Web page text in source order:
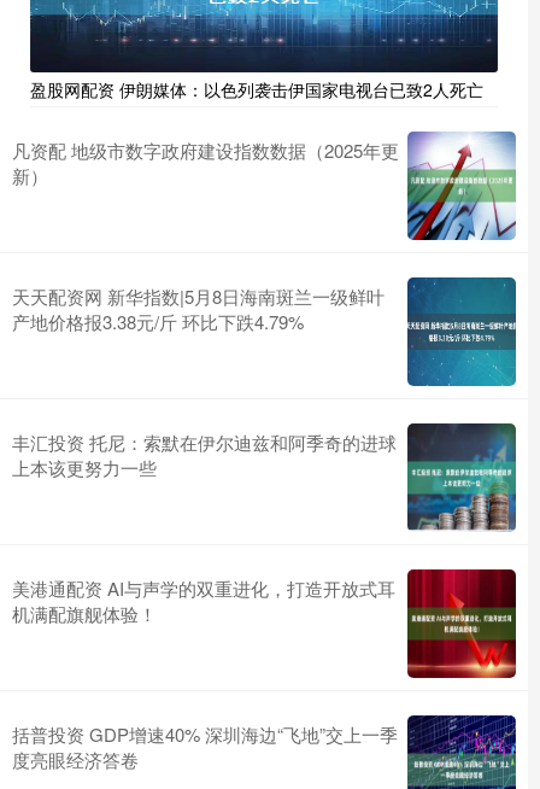
盈股网配资 伊朗媒体：以色列袭击伊国家电视台已致2人死亡
凡资配 地级市数字政府建设指数数据（2025年更
新）
天天配资网 新华指数|5月8日海南斑兰一级鲜叶
产地价格报3.38元/斤 环比下跌4.79%
丰汇投资 托尼：索默在伊尔迪兹和阿季奇的进球
上本该更努力一些
美港通配资 AI与声学的双重进化，打造开放式耳
机满配旗舰体验！
括普投资 GDP增速40% 深圳海边“飞地”交上一季
度亮眼经济答卷